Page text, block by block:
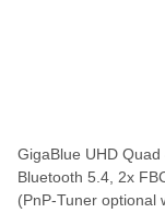
GigaBlue UHD Quad
Bluetooth 5.4, 2x
(PnP-Tuner optional